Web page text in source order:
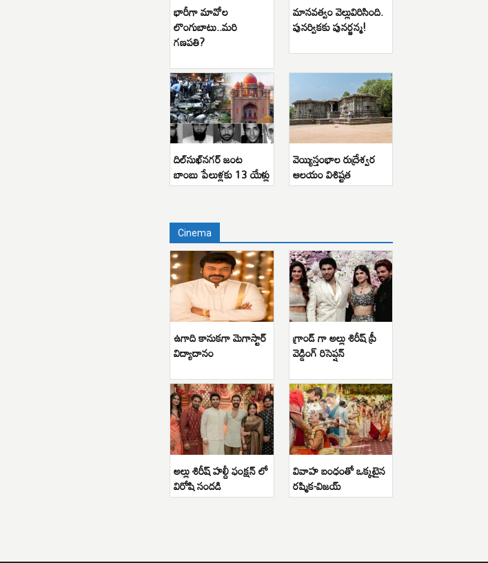
భారీగా మావోల
లొంగుబాటు..మరి
గణపతి?
మానవత్వం వెల్లువిరిసింది.
పునర్వికకు పునర్జన్మ!
దిల్‌సుఖ్‌నగర్ జంట
బాంబు పేలుళ్లకు 13 యేళ్లు
వెయ్యిస్తంభాల రుద్రేశ్వర
ఆలయం విశిష్టత
Cinema
ఉగాది కానుకగా మెగాస్టార్
విద్యాదానం
గ్రాండ్ గా అల్లు శిరీష్ ప్రీ
వెడ్డింగ్ రిసెప్షన్
అల్లు శిరీష్ హల్దీ ఫంక్షన్ లో
విరోషి సందడి
వివాహ బంధంతో ఒక్కటైన
రష్మిక-విజయ్